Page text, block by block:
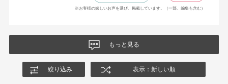
※お客様の嬉しいお声を選び、掲載しています。（一部、編集も含む）
もっと見る
絞り込み 表示：新しい順